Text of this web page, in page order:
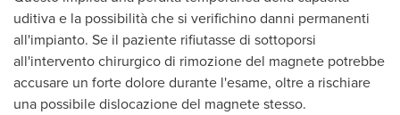
uditiva e la possibilità che si verifichino danni permanenti
all'impianto. Se il paziente rifiutasse di sottoporsi
all'intervento chirurgico di rimozione del magnete potrebbe
accusare un forte dolore durante l'esame, oltre a rischiare
una possibile dislocazione del magnete stesso.